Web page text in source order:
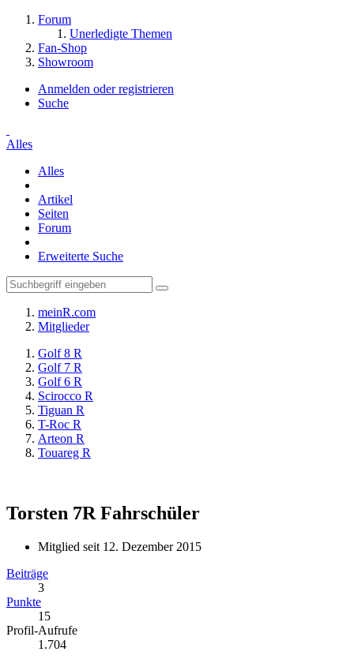
Forum
Unerledigte Themen
Fan-Shop
Showroom
Anmelden oder registrieren
Suche
Alles
Alles
Artikel
Seiten
Forum
Erweiterte Suche
meinR.com
Mitglieder
Golf 8 R
Golf 7 R
Golf 6 R
Scirocco R
Tiguan R
T-Roc R
Arteon R
Touareg R
Torsten 7R Fahrschüler
Mitglied seit 12. Dezember 2015
Beiträge
3
Punkte
15
Profil-Aufrufe
1.704